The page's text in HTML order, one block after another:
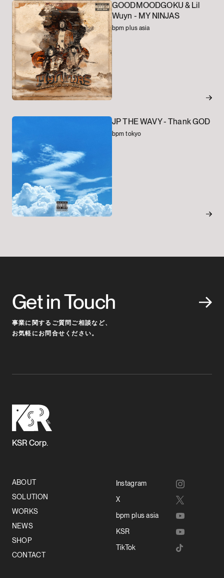
GOODMOODGOKU & Lil
Wuyn - MY NINJAS
bpm plus asia
JP THE WAVY -Thank GOD
bpm tokyo
Get in Touch
事業に関するご質問ご相談など、
お気軽にお問合せください。
KSR Corp.
ABOUT
SOLUTION
WORKS
NEWS
SHOP
CONTACT
Instagram
X
bpm plus asia
KSR
TikTok